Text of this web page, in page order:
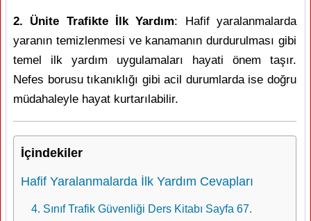
2. Ünite Trafikte İlk Yardım: Hafif yaralanmalarda
yaranın temizlenmesi ve kanamanın durdurulması gibi
temel ilk yardım uygulamaları hayati önem taşır.
Nefes borusu tıkanıklığı gibi acil durumlarda ise doğru
müdahaleyle hayat kurtarılabilir.
İçindekiler
Hafif Yaralanmalarda İlk Yardım Cevapları
4. Sınıf Trafik Güvenliği Ders Kitabı Sayfa 67.